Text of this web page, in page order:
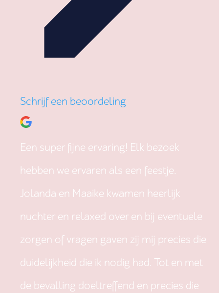
Schrijf een beoordeling
Een super fijne ervaring! Elk bezoek
hebben we ervaren als een feestje.
Jolanda en Maaike kwamen heerlijk
nuchter en relaxed over en bij eventuele
zorgen of vragen gaven zij mij precies die
duidelijkheid die ik nodig had. Tot en met
de bevalling doeltreffend en precies die